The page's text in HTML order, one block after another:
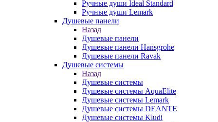
Ручные души Ideal Standard
Ручные души Lemark
Душевые панели
Назад
Душевые панели
Душевые панели Hansgrohe
Душевые панели Ravak
Душевые системы
Назад
Душевые системы
Душевые системы AquaElite
Душевые системы Lemark
Душевые системы DEANTE
Душевые системы Kludi